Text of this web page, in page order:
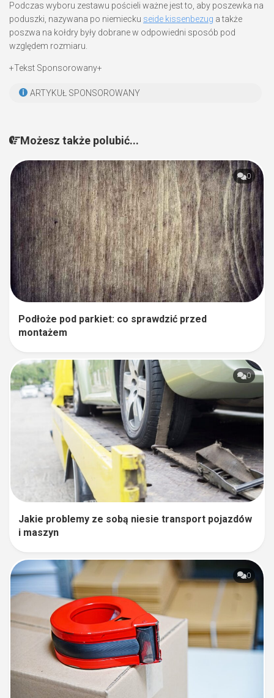
Podczas wyboru zestawu pościeli ważne jest to, aby poszewka na
poduszki, nazywana po niemiecku seide kissenbezug a także
poszwa na kołdry były dobrane w odpowiedni sposób pod
względem rozmiaru.
+Tekst Sponsorowany+
ARTYKUŁ SPONSOROWANY
Możesz także polubić...
0
Podłoże pod parkiet: co sprawdzić przed
montażem
0
Jakie problemy ze sobą niesie transport pojazdów
i maszyn
0